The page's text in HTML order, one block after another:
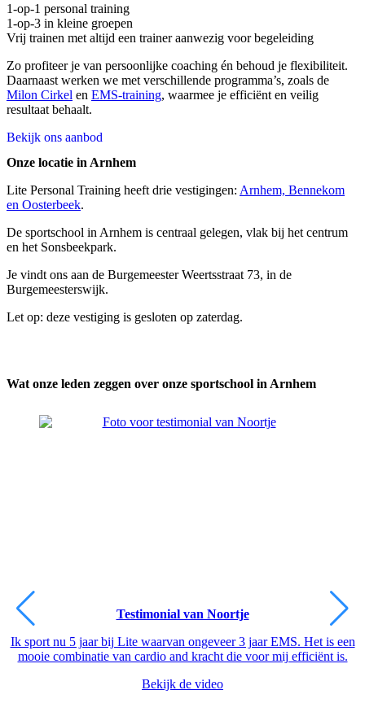
1-op-1 personal training
1-op-3 in kleine groepen
Vrij trainen met altijd een trainer aanwezig voor begeleiding
Zo profiteer je van persoonlijke coaching én behoud je flexibiliteit.
Daarnaast werken we met verschillende programma’s, zoals de
Milon Cirkel en EMS-training, waarmee je efficiënt en veilig
resultaat behaalt.
Bekijk ons aanbod
Onze locatie in Arnhem
Lite Personal Training heeft drie vestigingen: Arnhem, Bennekom
en Oosterbeek.
De sportschool in Arnhem is centraal gelegen, vlak bij het centrum
en het Sonsbeekpark.
Je vindt ons aan de Burgemeester Weertsstraat 73, in de
Burgemeesterswijk.
Let op: deze vestiging is gesloten op zaterdag.
Wat onze leden zeggen over onze sportschool in Arnhem
Testimonial van Noortje
Ik sport nu 5 jaar bij Lite waarvan ongeveer 3 jaar EMS. Het is een
mooie combinatie van cardio and kracht die voor mij efficiënt is.
Bekijk de video